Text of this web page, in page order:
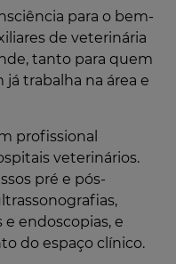
para o bem-
de veterinária
tanto para quem
trabalha na área e
profissional
veterinários.
pré e pós-
endoscopias, e
do espaço clínico.